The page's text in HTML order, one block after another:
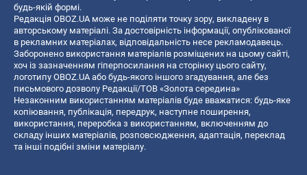
будь-якій формі.
Редакція OBOZ.UA може не поділяти точку зору, викладену в
авторському матеріалі. За достовірність інформації, опублікованої
в рекламних матеріалах, відповідальність несе рекламодавець.
Заборонено використання матеріалів розміщених на цьому сайті,
хоч із зазначенням гіперпосилання на сторінку цього сайту,
логотипу OBOZ.UA або будь-якого іншого згадування, але без
письмового дозволу Редакції/ТОВ «Золота середина»
Незаконним використанням матеріалів буде вважатися: будь-яке
копiювання, публiкацiя, передрук, наступне поширення,
використання, переробка з використанням, включенням до
складу інших матеріалів, розповсюдження, адаптація, переклад
та інші подібні зміни матеріалу.